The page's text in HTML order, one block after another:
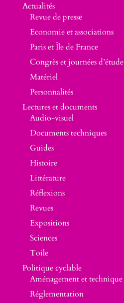
Actualités
Revue de presse
Economie et associations
Paris et Île de France
Congrès et journées d’étude
Matériel
Personnalités
Lectures et documents
Audio-visuel
Documents techniques
Guides
Histoire
Littérature
Réflexions
Revues
Expositions
Sciences
Toile
Politique cyclable
Aménagement et technique
Réglementation